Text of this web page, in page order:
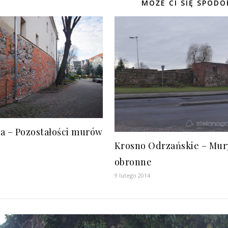
MOŻE CI SIĘ
– Pozostałości murów
Krosno Odrzańskie –
obronne
9 lutego 2014